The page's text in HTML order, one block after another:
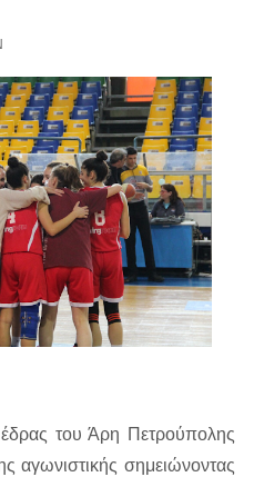
έδρας του Άρη Πετρούπολης
αγωνιστικής σημειώνοντας